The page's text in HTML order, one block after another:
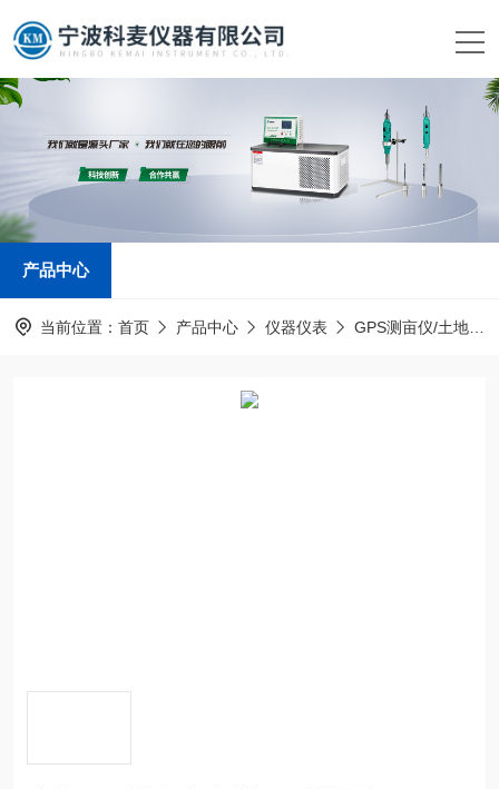
产品中心
当前位置： 首页 产品中心 仪器仪表 GPS测亩仪/土地面积测量仪